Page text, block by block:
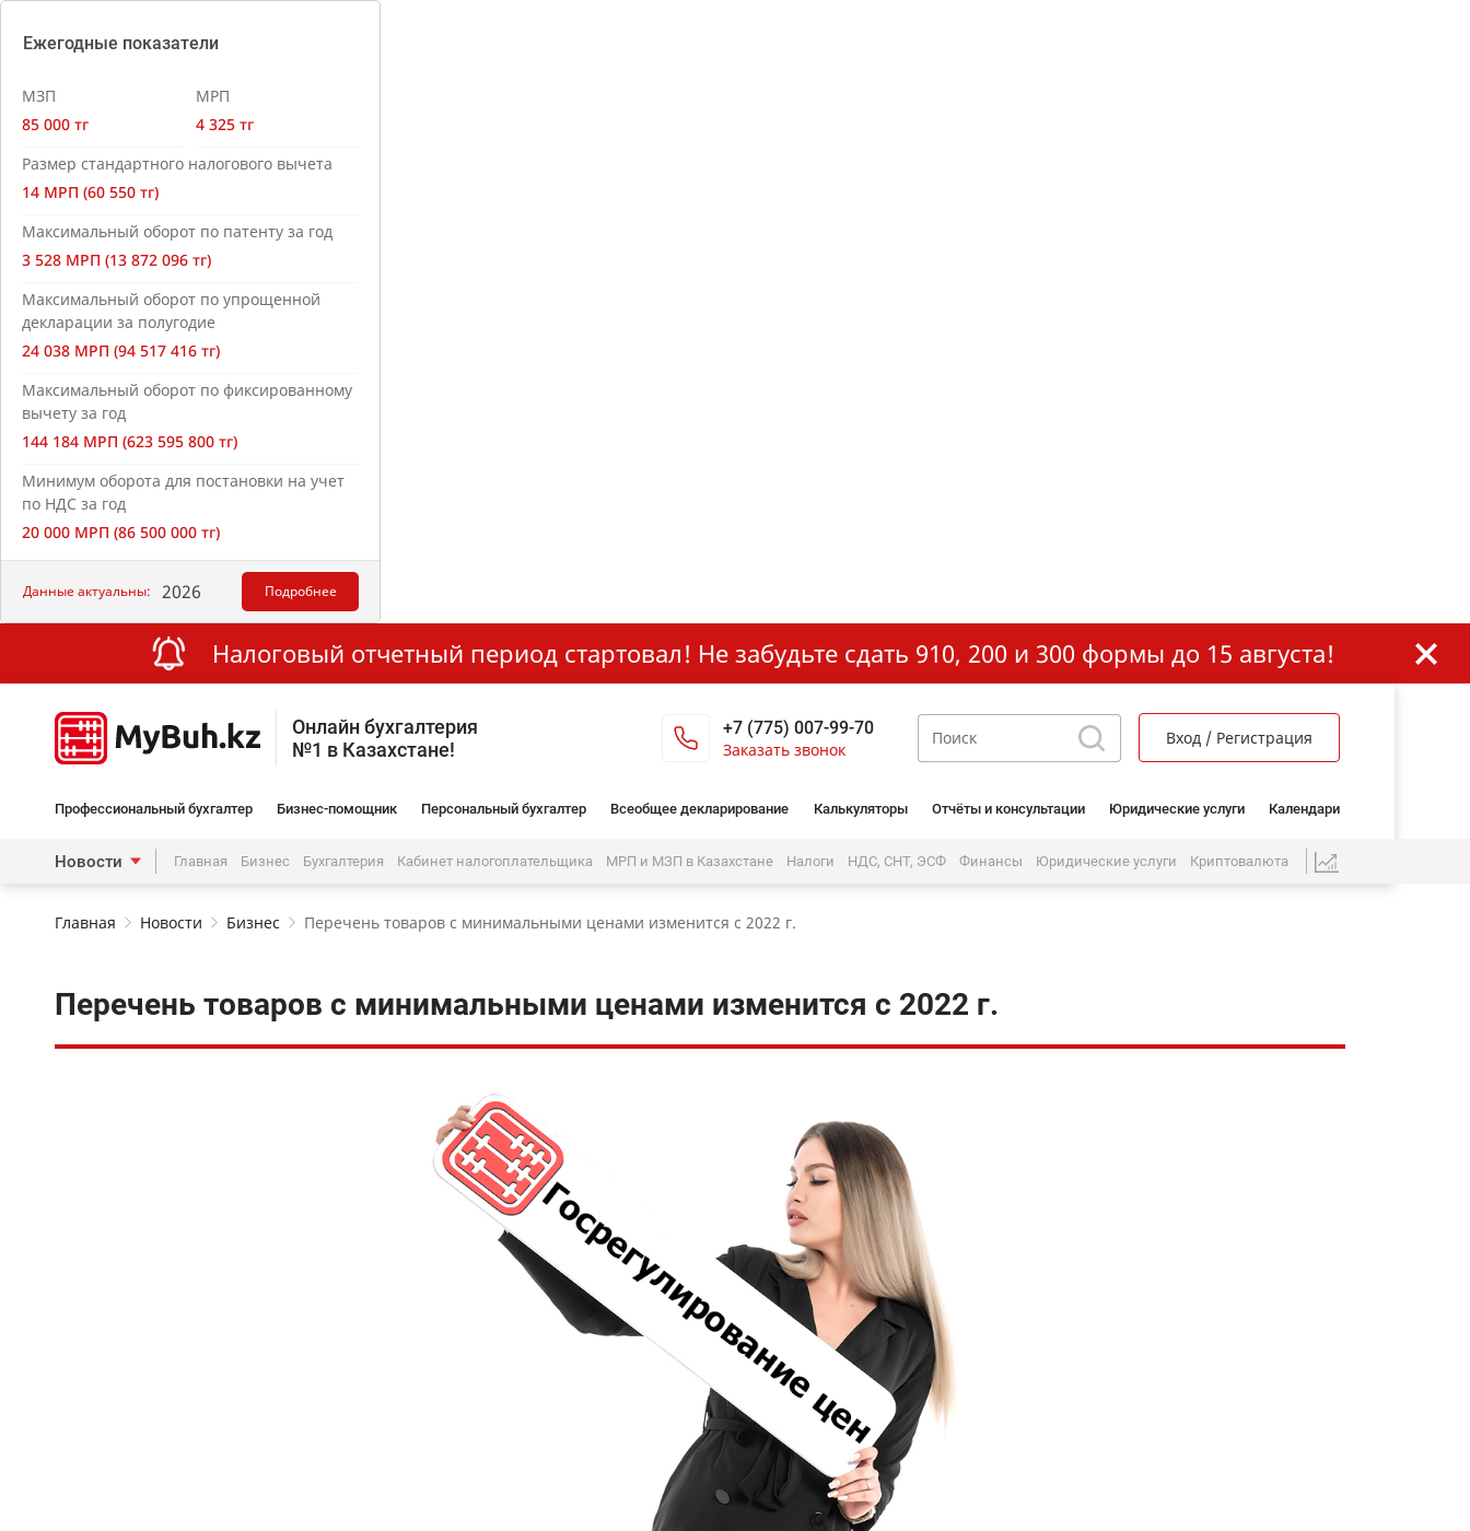
Ежегодные показатели
МЗП
85 000 тг
МРП
4 325 тг
Размер стандартного налогового вычета
14 МРП (60 550 тг)
Максимальный оборот по патенту за год
3 528 МРП (13 872 096 тг)
Максимальный оборот по упрощенной
декларации за полугодие
24 038 МРП (94 517 416 тг)
Максимальный оборот по фиксированному
вычету за год
144 184 МРП (623 595 800 тг)
Минимум оборота для постановки на учет
по НДС за год
20 000 МРП (86 500 000 тг)
Данные актуальны: 2026 Подробнее
Налоговый отчетный период стартовал! Не забудьте сдать 910, 200 и 300 формы до 15 августа!
Онлайн бухгалтерия
№1 в Казахстане!
+7 (775) 007-99-70
Заказать звонок
Вход / Регистрация
Профессиональный бухгалтер Бизнес-помощник Персональный бухгалтер Всеобщее декларирование Калькуляторы Отчёты и консультации Юридические услуги Календари
Новости Главная Бизнес Бухгалтерия Кабинет налогоплательщика МРП и МЗП в Казахстане Налоги НДС, СНТ, ЭСФ Финансы Юридические услуги Криптовалюта
Главная Новости Бизнес Перечень товаров с минимальными ценами изменится с 2022 г.
Перечень товаров с минимальными ценами изменится с 2022 г.